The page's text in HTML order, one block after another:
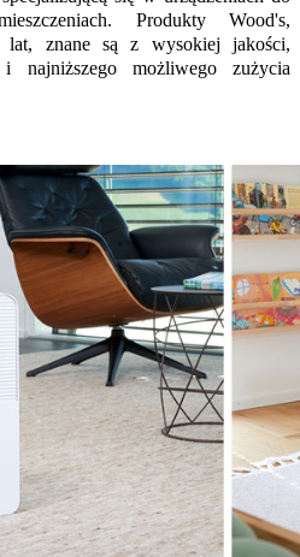
Produkty Wood's,
lat, znane są z wysokiej jakości,
i najniższego możliwego zużycia